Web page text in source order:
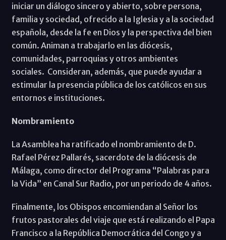
iniciar un diálogo sincero y abierto, sobre persona,
familia y sociedad, ofrecido a la Iglesia y a la sociedad
española, desde la fe en Dios y la perspectiva del bien
común. Animan a trabajarlo en las diócesis,
comunidades, parroquias y otros ambientes
sociales. Consideran, además, que puede ayudar a
estimular la presencia pública de los católicos en sus
entornos e instituciones.
Nombramiento
La Asamblea ha ratificado el nombramiento de D.
Rafael Pérez Pallarés, sacerdote de la diócesis de
Málaga, como director del Programa “Palabras para
la Vida” en Canal Sur Radio, por un periodo de 4 años.
Finalmente, los Obispos encomiendan al Señor los
frutos pastorales del viaje que está realizando el Papa
Francisco a la República Democrática del Congo y a